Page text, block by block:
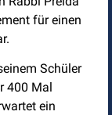
für einen
Schüler
400 Mal
ein